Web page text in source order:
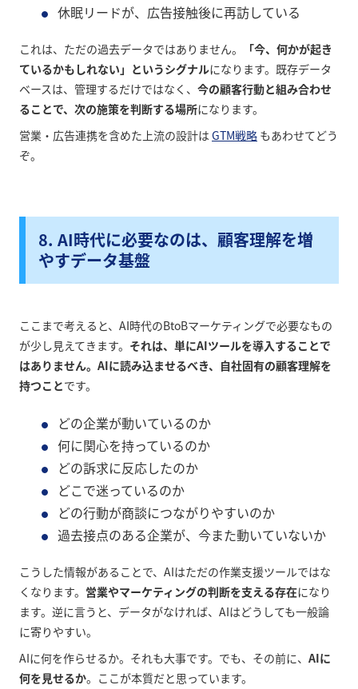
休眠リードが、広告接触後に再訪している
これは、ただの過去データではありません。
「今、何かが起き
ているかもしれない」というシグナルになります。既存データ
ベースは、管理するだけではなく、 今の顧客行動と組み合わせ
ることで、次の施策を判断する場所になります。
営業・広告連携を含めた上流の設計は GTM戦略 もあわせてどう
ぞ。
8. AI時代に必要なのは、顧客理解を増
やすデータ基盤
ここまで考えると、AI時代のBtoBマーケティングで必要なもの
が少し見えてきます。 それは、単にAIツールを導入することで
はありません。AIに読み込ませるべき、自社固有の顧客理解を
持つことです。
どの企業が動いているのか
何に関心を持っているのか
どの訴求に反応したのか
どこで迷っているのか
どの行動が商談につながりやすいのか
過去接点のある企業が、今また動いていないか
こうした情報があることで、AIはただの作業支援ツールではな
くなります。 営業やマーケティングの判断を支える存在になり
ます。逆に言うと、データがなければ、AIはどうしても一般論
に寄りやすい。
AIに何を作らせるか。それも大事です。でも、その前に、 AIに
何を見せるか。ここが本質だと思っています。